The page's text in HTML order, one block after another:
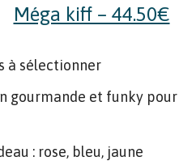
Méga kiff – 44.50€
à sélectionner
gourmande et funky
: rose, bleu, jaune